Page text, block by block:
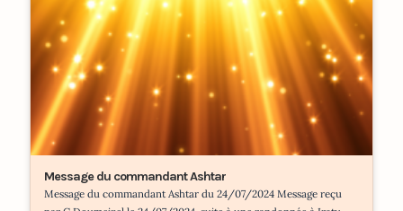
Message du commandant Ashtar
Message du commandant Ashtar du 24/07/2024 Message reçu